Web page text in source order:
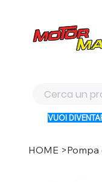
VUOI
HOME >Pompa